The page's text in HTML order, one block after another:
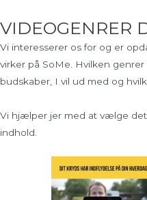
VIDEOGENRER
Vi interesserer os for og er
virker på SoMe. Hvilken
budskaber, I vil ud med og
Vi hjælper jer med at vælge
indhold.